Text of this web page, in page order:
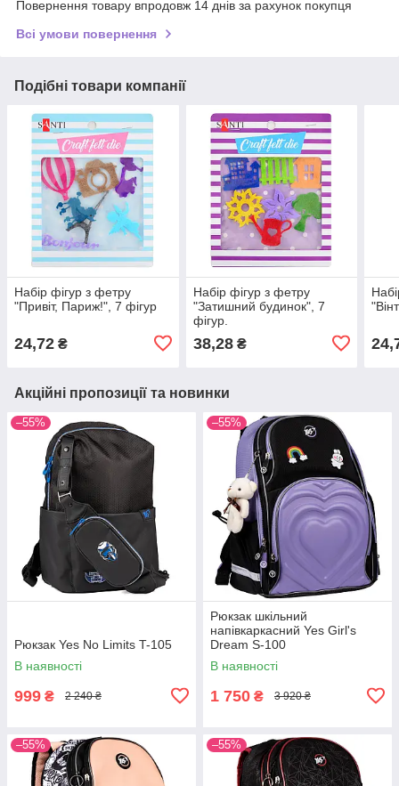
Повернення товару впродовж 14 днів за рахунок покупця
Всі умови повернення
Подібні товари компанії
Набір фігур з фетру
"Привіт, Париж!", 7 фігур
24,72 ₴
Набір фігур з фетру
"Затишний будинок", 7
фігур.
38,28₴
Акційні пропозиції та новинки
–55%
Рюкзак Yes No Limits T-105
В наявності
999 ₴ 2 240 ₴
–55%
Рюкзак шкільний
напівкаркасний Yes Girl's
Dream S-100
В наявності
1 750 ₴ 3 920 ₴
–55% –55%